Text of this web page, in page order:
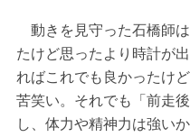
動きを見守った石橋師
たけど思ったより時計が
ればこれでも良かったけ
苦笑い。それでも「前走
し、体力や精神力は強い